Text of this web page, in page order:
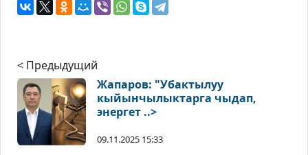
< Предыдущий
Жапаров: "Убактылуу
кыйынчылыктарга чыдап,
энергет ..>
09.11.2025 15:33